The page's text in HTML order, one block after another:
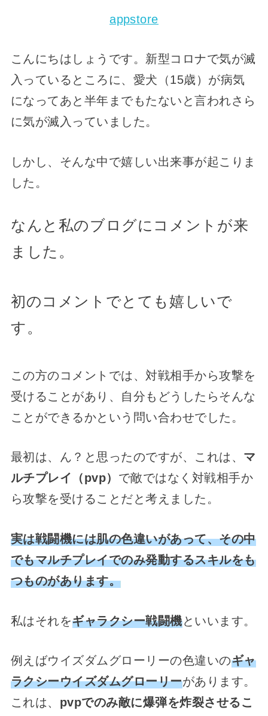
appstore
こんにちはしょうです。新型コロナで気が滅
入っているところに、愛犬（15歳）が病気
になってあと半年までもたないと言われさら
に気が滅入っていました。
しかし、そんな中で嬉しい出来事が起こりま
した。
なんと私のブログにコメントが来
ました。
初のコメントでとても嬉しいで
す。
この方のコメントでは、対戦相手から攻撃を
受けることがあり、自分もどうしたらそんな
ことができるかという問い合わせでした。
最初は、ん？と思ったのですが、これは、 マ
ルチプレイ（pvp） で敵ではなく対戦相手か
ら攻撃を受けることだと考えました。
実は戦闘機には肌の色違いがあって、その中
でもマルチプレイでのみ発動するスキルをも
つものがあります。
私はそれをギャラクシー戦闘機といいます。
例えばウイズダムグローリーの色違いのギャ
ラクシーウイズダムグローリーがあります。
これは、 pvpでのみ敵に爆弾を炸裂させるこ